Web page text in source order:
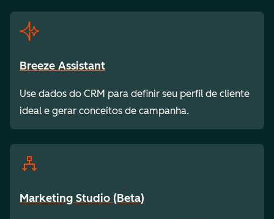
Breeze Assistant
Use dados do CRM para definir seu perfil de cliente
ideal e gerar conceitos de campanha.
Marketing Studio (Beta)